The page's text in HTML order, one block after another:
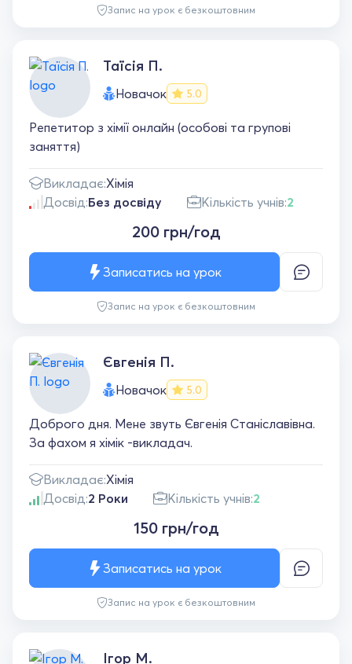
Запис на урок є безкоштовним
Таїсія П.
Новачок 5.0
Репетитор з хімії онлайн (особові та групові
заняття)
Викладає:Хімія
Досвід:Без досвіду Кількість учнів:2
200 грн/год
Запис на урок є безкоштовним
Записатись на урок
Євгенія П.
Новачок 5.0
Доброго дня. Мене звуть Євгенія Станіславівна.
За фахом я хімік -викладач.
Викладає:Хімія
Досвід:2 Роки Кількість учнів:2
150 грн/год
Запис на урок є безкоштовним
Записатись на урок
Ігор М.